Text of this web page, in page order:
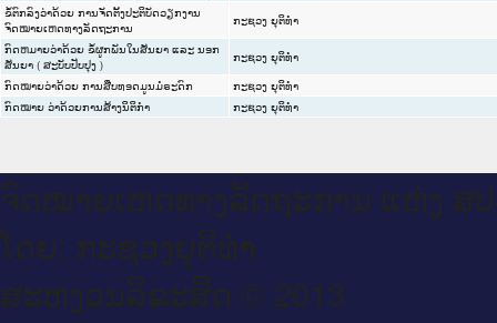
ຂໍ້​ຕົກ​ລົງວ່າ​ດ້ວຍ ການຈັດຕັ້ງປະຕິບັດວຽກງານ
ຈົດໝາຍເຫດທາງລັດຖະການ
ກະຊວງ ຍຸຕິທໍາ
ກົດຫມາຍວ່າດ້ວຍ ຂໍ້ຜູກພັນໃນສັນຍາ ແລະ ນອກ
ສັນຍາ ( ສະບັບປັບປຸງ )
ກະຊວງ ຍຸຕິທໍາ
ກົດໝາຍວ່າດ້ວຍ ການສືບທອດມູນມໍຣະດົກ
ກະຊວງ ຍຸຕິທໍາ
ກົດໝາຍ ວ່າດ້ວຍການສ້າງນິຕິກໍາ
ກະຊວງ ຍຸຕິທໍາ
ຈົດ​ໝາຍ​ເຫດ​ທາງ​ລັດ​ຖະ​ການ ແຫ່ງ ສ​
ໂດຍ: ກະ​ຊວງຍຸ​ຕິ​ທຳ
ສະ​ຫງວນ​ລິ​ຂະ​ສິດ © 2013